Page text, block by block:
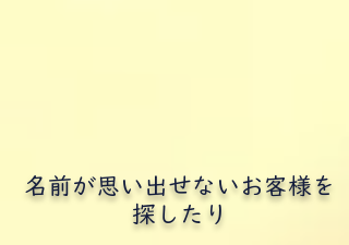
名前が思い出せないお客様を
探したり